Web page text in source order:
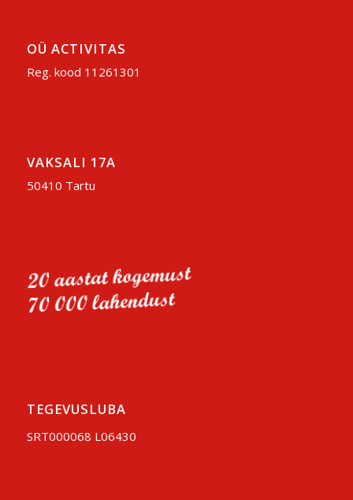
OÜ ACTIVITAS
Reg. kood 11261301
VAKSALI 17A
50410 Tartu
TEGEVUSLUBA
SRT000068 L06430